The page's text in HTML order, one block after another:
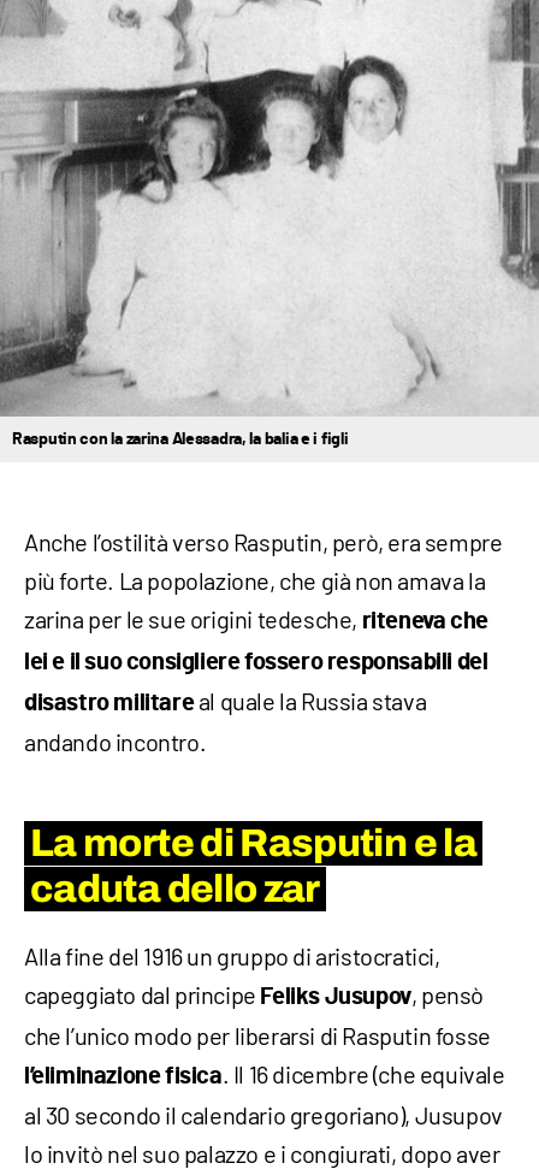
Rasputin con la zarina Alessadra, la balia e i figli
Anche l’ostilità verso Rasputin, però, era sempre
più forte. La popolazione, che già non amava la
zarina per le sue origini tedesche, riteneva che
lei e il suo consigliere fossero responsabili del
disastro militare al quale la Russia stava
andando incontro.
La morte di Rasputin e la
caduta dello zar
Alla fine del 1916 un gruppo di aristocratici,
capeggiato dal principe Feliks Jusupov, pensò
che l’unico modo per liberarsi di Rasputin fosse
l’eliminazione fisica. Il 16 dicembre (che equivale
al 30 secondo il calendario gregoriano), Jusupov
lo invitò nel suo palazzo e i congiurati, dopo aver